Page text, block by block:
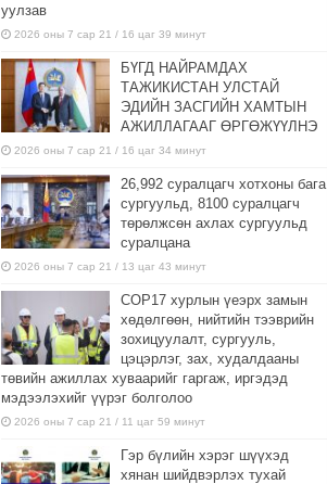
уулзав
2026 оны 7 сар 21 / 16 цаг 39 минут
БҮГД НАЙРАМДАХ
ТАЖИКИСТАН УЛСТАЙ
ЭДИЙН ЗАСГИЙН ХАМТЫН
АЖИЛЛАГААГ ӨРГӨЖҮҮЛНЭ
2026 оны 7 сар 21 / 16 цаг 34 минут
26,992 суралцагч хотхоны бага
сургуульд, 8100 суралцагч
төрөлжсөн ахлах сургуульд
суралцана
2026 оны 7 сар 21 / 13 цаг 43 минут
COP17 хурлын үеэрх замын
хөдөлгөөн, нийтийн тээврийн
зохицуулалт, сургууль,
цэцэрлэг, зах, худалдааны
төвийн ажиллах хуваарийг гаргаж, иргэдэд
мэдээлэхийг үүрэг болголоо
2026 оны 7 сар 21 / 11 цаг 59 минут
Гэр бүлийн хэрэг шүүхэд
хянан шийдвэрлэх тухай